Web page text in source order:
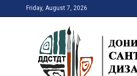
Friday, August 7, 2026